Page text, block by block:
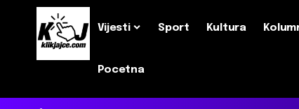
Vijesti Sport Kultura
Pocetna